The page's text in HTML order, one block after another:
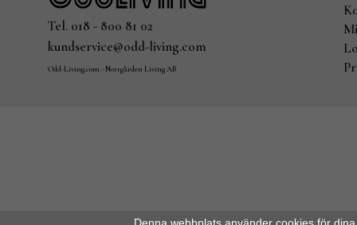
Tel. 018 - 800 81 02
kundservice@odd-living.com
Odd-Living.com - Norrgården Living AB